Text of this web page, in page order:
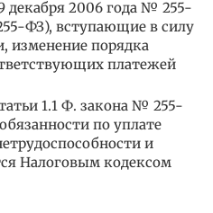
декабря 2006 года № 255-
ФЗ), вступающие в силу
изменение порядка
платежей
1.1 Ф. закона № 255-
по уплате
и
Налоговым кодексом